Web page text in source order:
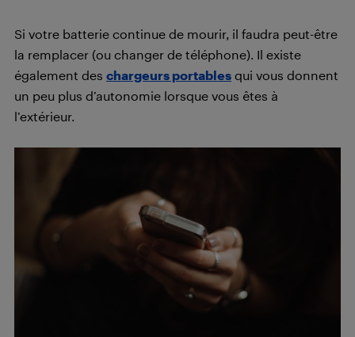
Si votre batterie continue de mourir, il faudra peut-être
la remplacer (ou changer de téléphone). Il existe
également des chargeurs portables qui vous donnent
un peu plus d’autonomie lorsque vous êtes à
l’extérieur.